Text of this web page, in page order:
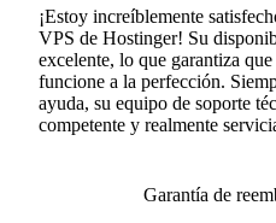
¡Estoy increíblemente
VPS de Hostinger! Su
excelente, lo que garantiza
funcione a la perfección.
ayuda, su equipo de soporte
competente y realmente
Garantía de